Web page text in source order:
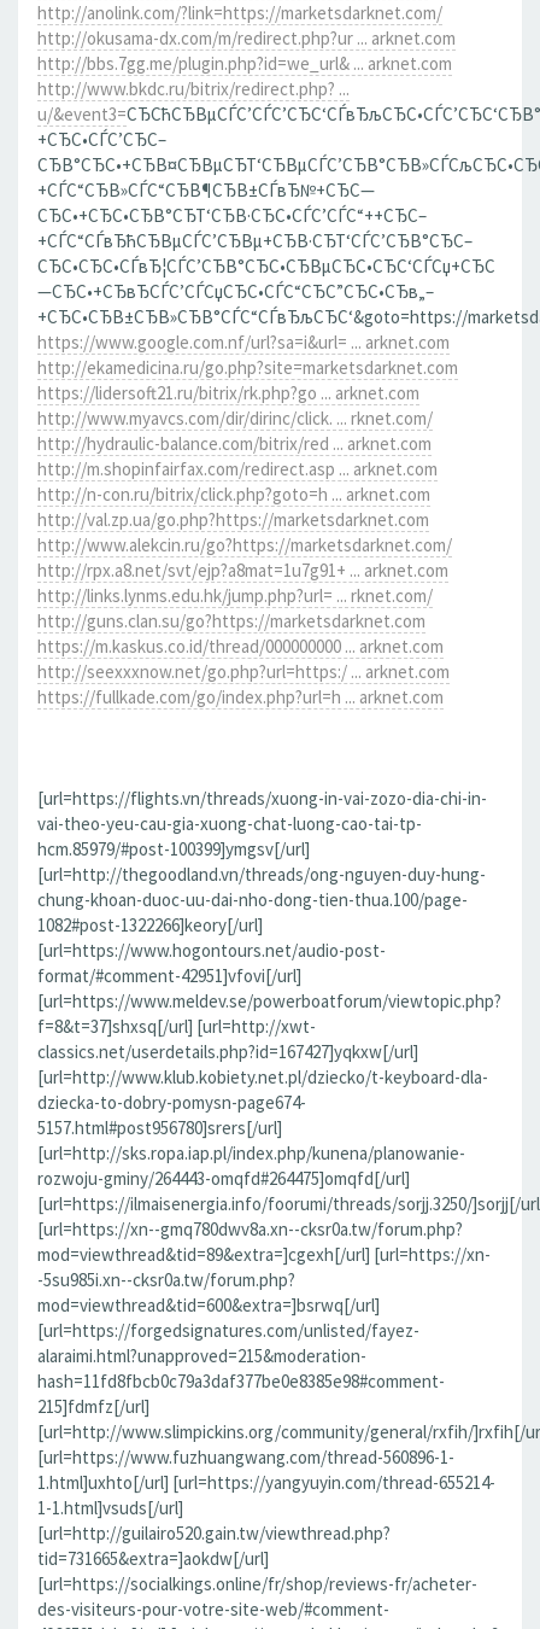
http://anolink.com/?link=https://marketsdarknet.com/
http://okusama-dx.com/m/redirect.php?ur ... arknet.com
http://bbs.7gg.me/plugin.php?id=we_url& ... arknet.com
http://www.bkdc.ru/bitrix/redirect.php? ...
u/&event3=
+СЂС•СЃС’СЂС–
+СЃС“СЂВ»СЃС“СЂВ¶СЂВ±СЃвЂ№+СЂС—
СЂС•+СЂС•СЂВ°СЂТ‘СЂВ·СЂС•СЃС’СЃС“++СЂС–
+СЃС“СЃвЂћСЂВµСЃС’СЂВµ+СЂВ·СЂТ‘СЃС’СЂВ°СЂС–
СЂС•СЂС•СЃвЂ¦СЃС’СЂВ°СЂС•СЂВµСЂС•СЂС‘СЃСџ+СЂС
—СЂС•+СЂвЂСЃС’СЃСџСЂС•СЃС“СЂС”СЂС•СЂв„–
+СЂС•СЂВ±СЂВ»СЂВ°СЃС“СЃвЂљСЂС‘&goto=https://
https://www.google.com.nf/url?sa=i&url= ... arknet.com
http://ekamedicina.ru/go.php?site=marketsdarknet.com
https://lidersoft21.ru/bitrix/rk.php?go ... arknet.com
http://www.myavcs.com/dir/dirinc/click. ... rknet.com/
http://hydraulic-balance.com/bitrix/red ... arknet.com
http://m.shopinfairfax.com/redirect.asp ... arknet.com
http://n-con.ru/bitrix/click.php?goto=h ... arknet.com
http://val.zp.ua/go.php?https://marketsdarknet.com
http://www.alekcin.ru/go?https://marketsdarknet.com/
http://rpx.a8.net/svt/ejp?a8mat=1u7g91+ ... arknet.com
http://links.lynms.edu.hk/jump.php?url= ... rknet.com/
http://guns.clan.su/go?https://marketsdarknet.com
https://m.kaskus.co.id/thread/000000000 ... arknet.com
http://seexxxnow.net/go.php?url=https:/ ... arknet.com
https://fullkade.com/go/index.php?url=h ... arknet.com
[url=https://flights.vn/threads/xuong-in-vai-zozo-dia-chi-in-
vai-theo-yeu-cau-gia-xuong-chat-luong-cao-tai-tp-
hcm.85979/#post-100399]ymgsv[/url]
[url=http://thegoodland.vn/threads/ong-nguyen-duy-hung-
chung-khoan-duoc-uu-dai-nho-dong-tien-thua.100/page-
1082#post-1322266]keory[/url]
[url=https://www.hogontours.net/audio-post-
format/#comment-42951]vfovi[/url]
[url=https://www.meldev.se/powerboatforum/viewtopic.php?
f=8&t=37]shxsq[/url] [url=http://xwt-
classics.net/userdetails.php?id=167427]yqkxw[/url]
[url=http://www.klub.kobiety.net.pl/dziecko/t-keyboard-dla-
dziecka-to-dobry-pomysn-page674-
5157.html#post956780]srers[/url]
[url=http://sks.ropa.iap.pl/index.php/kunena/planowanie-
rozwoju-gminy/264443-omqfd#264475]omqfd[/url]
[url=https://ilmaisenergia.info/foorumi/threads/sorjj.3250/]sorjj[/
[url=https://xn--gmq780dwv8a.xn--cksr0a.tw/forum.php?
mod=viewthread&tid=89&extra=]cgexh[/url] [url=https://xn-
-5su985i.xn--cksr0a.tw/forum.php?
mod=viewthread&tid=600&extra=]bsrwq[/url]
[url=https://forgedsignatures.com/unlisted/fayez-
alaraimi.html?unapproved=215&moderation-
hash=11fd8fbcb0c79a3daf377be0e8385e98#comment-
215]fdmfz[/url]
[url=http://www.slimpickins.org/community/general/rxfih/]rxfih[/
[url=https://www.fuzhuangwang.com/thread-560896-1-
1.html]uxhto[/url] [url=https://yangyuyin.com/thread-655214-
1-1.html]vsuds[/url]
[url=http://guilairo520.gain.tw/viewthread.php?
tid=731665&extra=]aokdw[/url]
[url=https://socialkings.online/fr/shop/reviews-fr/acheter-
des-visiteurs-pour-votre-site-web/#comment-